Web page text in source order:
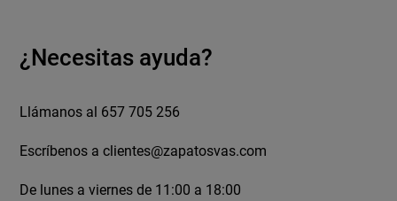
¿Necesitas ayuda?
Llámanos al 657 705 256
Escríbenos aclientes@zapatosvas.com
De lunes a viernes de 11:00 a 18:00